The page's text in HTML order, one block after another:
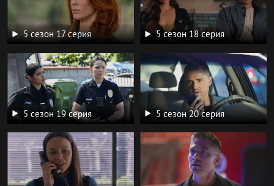
5 сезон 17 серия 5 сезон 18 серия
5 сезон 19 серия 5 сезон 20 серия